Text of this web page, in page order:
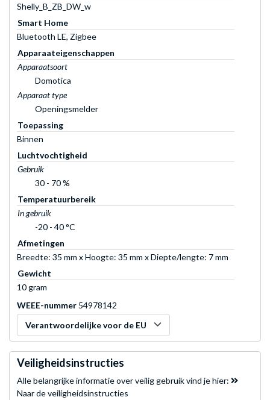
Shelly_B_ZB_DW_w
Smart Home
Bluetooth LE, Zigbee
Apparaateigenschappen
Apparaatsoort
Domotica
Apparaat type
Openingsmelder
Toepassing
Binnen
Luchtvochtigheid
Gebruik
30 - 70 %
Temperatuurbereik
In gebruik
-20 - 40 °C
Afmetingen
Breedte: 35 mm x Hoogte: 35 mm x Diepte/lengte: 7 mm
Gewicht
10 gram
WEEE-nummer 54978142
Verantwoordelijke voor de EU
Veiligheidsinstructies
Alle belangrijke informatie over veilig gebruik vind je hier:
Naar de veiligheidsinstructies